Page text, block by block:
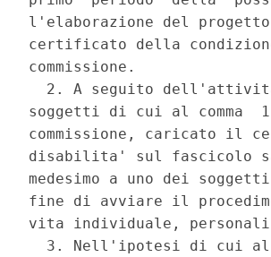
l'elaborazione del
certificato della
commissione.
2. A seguito
soggetti di cui al comma
commissione, caricato il
disabilita' sul fascicolo
medesimo a uno dei
fine di avviare il
vita individuale,
3. Nell'ipotesi di cui